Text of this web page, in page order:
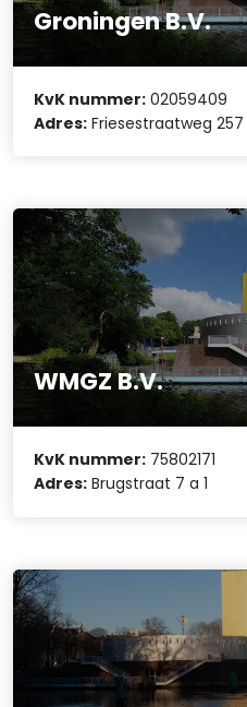
Groningen B.V.
KvK nummer: 02059409
Adres: Friesestraatweg 257
WMGZ B.V.
KvK nummer: 75802171
Adres: Brugstraat 7 a 1